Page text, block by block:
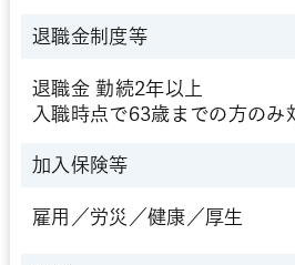
退職金制度等
退職金 勤続2年以上
入職時点で63歳までの方のみ
加入保険等
雇用／労災／健康／厚生